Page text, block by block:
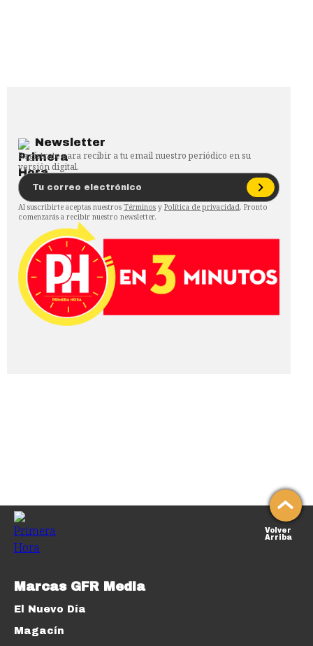
Newsletter
Regístrate para recibir a tu email nuestro periódico en su
versión digital.
Al suscribirte aceptas nuestros Términos y Política de privacidad. Pronto
comenzarás a recibir nuestro newsletter.
Volver
Arriba
Marcas GFR Media
El Nuevo Día
Magacín